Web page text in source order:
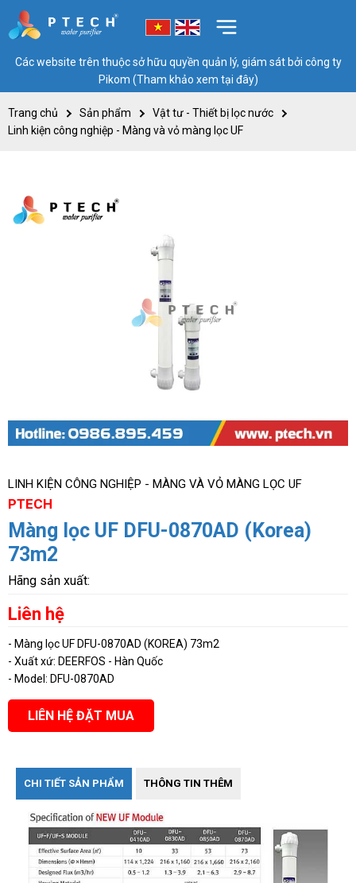
Các website trên thuộc sở hữu quyền quản lý, giám sát bởi công ty
Pikom (Tham khảo xem tại đây)
Trang chủ Sản phẩm
Vật tư - Thiết bị lọc nước
Linh kiện công nghiệp - Màng và vỏ màng lọc UF
LINH KIỆN CÔNG NGHIỆP - MÀNG VÀ VỎ MÀNG LỌC UF
PTECH
Màng lọc UF DFU-0870AD (Korea)
73m2
Hãng sản xuất:
Liên hệ
- Màng lọc UF DFU-0870AD (KOREA) 73m2
- Xuất xứ: DEERFOS - Hàn Quốc
- Model: DFU-0870AD
LIÊN HỆ ĐẶT MUA
CHI TIẾT SẢN PHẨM THÔNG TIN THÊM